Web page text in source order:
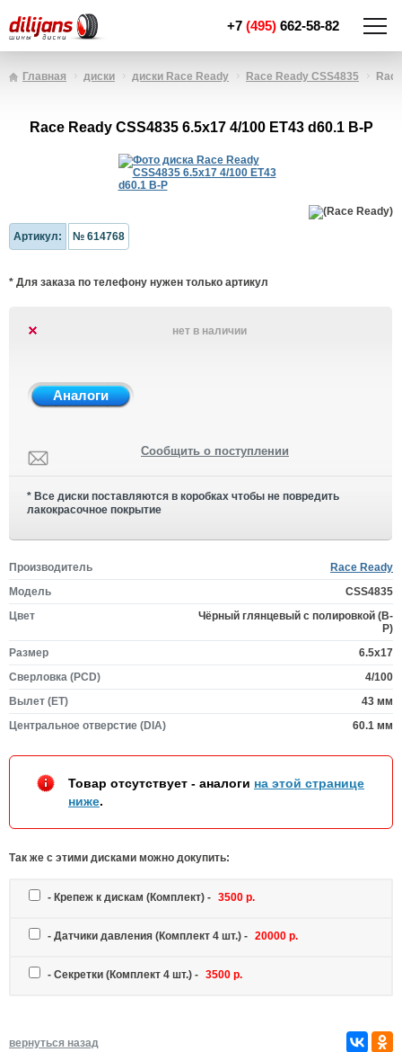
+7 (495) 662-58-82
Главная диски диски Race Ready Race Ready CSS4835
Race Ready CSS4835 6.5x17 4/100 ET43 d60.1 B-P
Артикул: № 614768
* Для заказа по телефону нужен только артикул
нет в наличии
Аналоги
Сообщить о поступлении
* Все диски поставляются в коробках чтобы не повредить
лакокрасочное покрытие
Производитель
Race Ready
Модель
CSS4835
Цвет
Чёрный глянцевый с полировкой (B-
P)
Размер
6.5x17
Сверловка (PCD)
4/100
Вылет (ET)
43 мм
Центральное отверстие (DIA)
60.1 мм
Товар отсутствует - аналоги на этой странице
ниже.
Так же c этими дисками можно докупить:
- Крепеж к дискам (Комплект) - 3500 р.
- Датчики давления (Комплект 4 шт.) - 20000 р.
- Секретки (Комплект 4 шт.) - 3500 р.
вернуться назад